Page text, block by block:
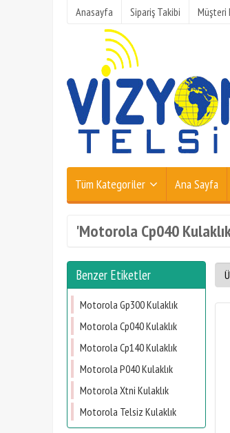
Anasayfa Sipariş Takibi Müşteri
Tüm Kategoriler Ana Sayfa
'Motorola Cp040
Benzer Etiketler
Motorola Gp300 Kulaklık
Motorola Cp040 Kulaklık
Motorola Cp140 Kulaklık
Motorola P040 Kulaklık
Motorola Xtni Kulaklık
Motorola Telsiz Kulaklık